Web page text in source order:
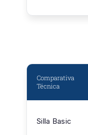
Comparativa
Técnica
Silla Basic